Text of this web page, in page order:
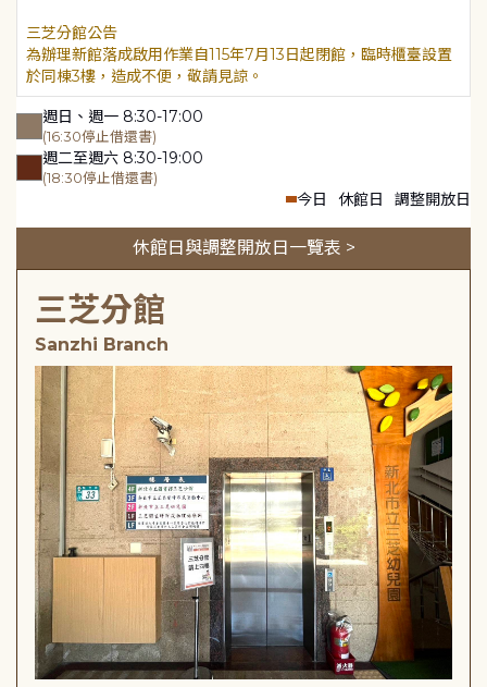
三芝分館公告
為辦理新館落成啟用作業自115年7月13日起閉館，臨時櫃臺設置
於同棟3樓，造成不便，敬請見諒。
週日、週一 8:30-17:00
(16:30停止借還書)
週二至週六 8:30-19:00
(18:30停止借還書)
今日 休館日 調整開放日
休館日與調整開放日一覽表 >
三芝分館
Sanzhi Branch